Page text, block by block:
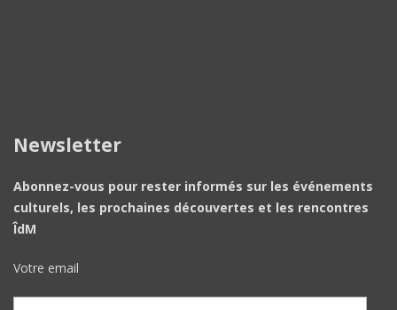
Newsletter
Abonnez-vous pour rester informés sur les événements
culturels, les prochaines découvertes et les rencontres
ÎdM
Votre email